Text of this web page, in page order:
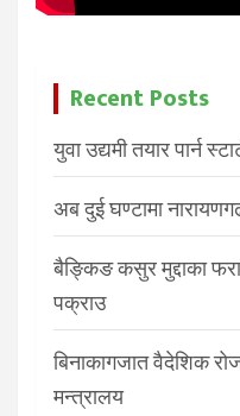
Recent Posts
युवा उद्यमी तयार पार्न
अब दुई घण्टामा
बैङ्किङ कसुर मुद्दाका
पक्राउ
बिनाकागजात वैदेशिक
मन्त्रालय